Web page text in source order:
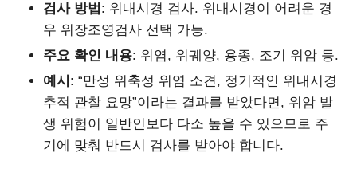
검사 방법 : 위내시경 검사. 위내시경이 어려운 경
우 위장조영검사 선택 가능.
주요 확인 내용: 위염, 위궤양, 용종, 조기 위암 등.
예시 : “만성 위축성 위염 소견, 정기적인 위내시경
추적 관찰 요망”이라는 결과를 받았다면, 위암 발
생 위험이 일반인보다 다소 높을 수 있으므로 주
기에 맞춰 반드시 검사를 받아야 합니다.